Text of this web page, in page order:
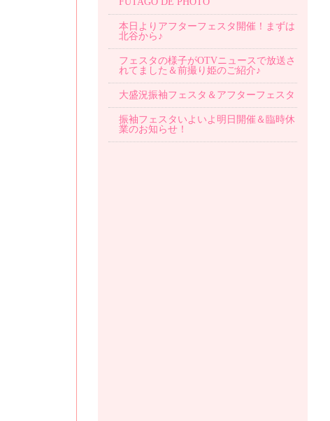
本日よりアフターフェスタ開催！まずは
北谷から♪
フェスタの様子がOTVニュースで放送さ
れてました＆前撮り姫のご紹介♪
大盛況振袖フェスタ＆アフターフェスタ
振袖フェスタいよいよ明日開催＆臨時休
業のお知らせ！